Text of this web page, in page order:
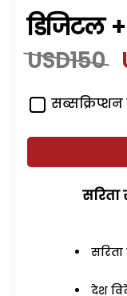
डिजिटल
USD150
देश